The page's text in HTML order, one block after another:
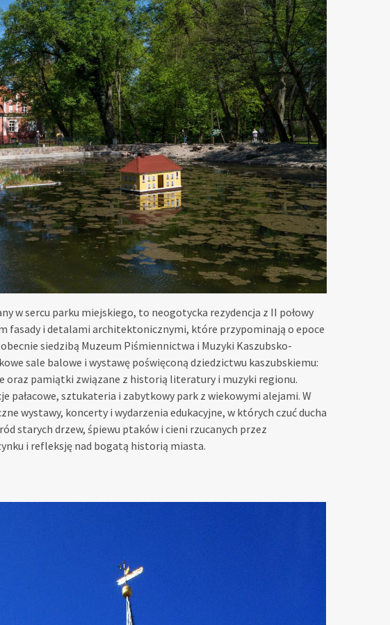
w sercu parku miejskiego, to neogotycka rezydencja z II połowy
fasady i detalami architektonicznymi, które przypominają o epoce
siedzibą Muzeum Piśmiennictwa i Muzyki Kaszubsko-
sale balowe i wystawę poświęconą dziedzictwu kaszubskiemu:
pamiątki związane z historią literatury i muzyki regionu.
pałacowe, sztukateria i zabytkowy park z wiekowymi alejami. W
wystawy, koncerty i wydarzenia edukacyjne, w których czuć ducha
starych drzew, śpiewu ptaków i cieni rzucanych przez
i refleksję nad bogatą historią miasta.